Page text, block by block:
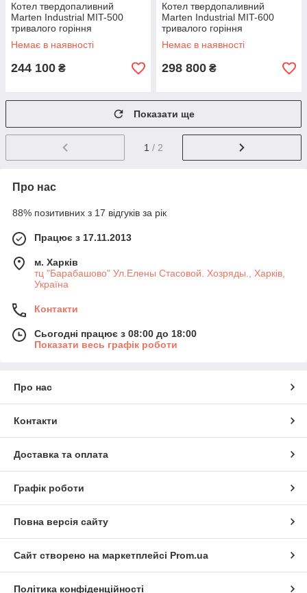
Котел твердопаливний
Marten Industrial MIT-500
тривалого горіння
Немає в наявності
244 100 ₴
Котел твердопаливний
Marten Industrial MIT-600
тривалого горіння
Немає в наявності
298 800 ₴
Показати ще
1 / 2
Про нас
88% позитивних з 17 відгуків за рік
Працює з 17.11.2013
м. Харків
тц "Барабашово" Ул.Елены Стасовой. Хозряды., Харків,
Україна
Контакти
Сьогодні працює з 08:00 до 18:00
Показати весь графік роботи
Про нас
Контакти
Доставка та оплата
Графік роботи
Повна версія сайту
Сайт створено на маркетплейсі Prom.ua
Політика конфіденційності